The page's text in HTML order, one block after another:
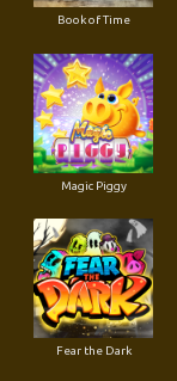
Book of Time
Magic Piggy
Fear the Dark